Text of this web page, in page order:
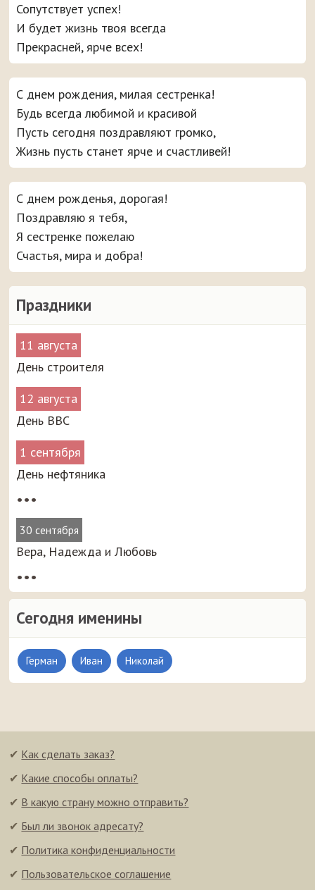
Праздники
11 августа
День строителя
12 августа
День ВВС
1 сентября
День нефтяника
•••
30 сентября
Вера, Надежда и Любовь
•••
Сегодня именины
Герман Иван Николай
Сопутствует успех!
И будет жизнь твоя всегда
Прекрасней, ярче всех!
С днем рождения, милая сестренка!
Будь всегда любимой и красивой
Пусть сегодня поздравляют громко,
Жизнь пусть станет ярче и счастливей!
С днем рожденья, дорогая!
Поздравляю я тебя,
Я сестренке пожелаю
Счастья, мира и добра!
✔ Как сделать заказ?
✔ Какие способы оплаты?
✔ В какую страну можно отправить?
✔ Был ли звонок адресату?
✔ Политика конфиденциальности
✔ Пользовательское соглашение